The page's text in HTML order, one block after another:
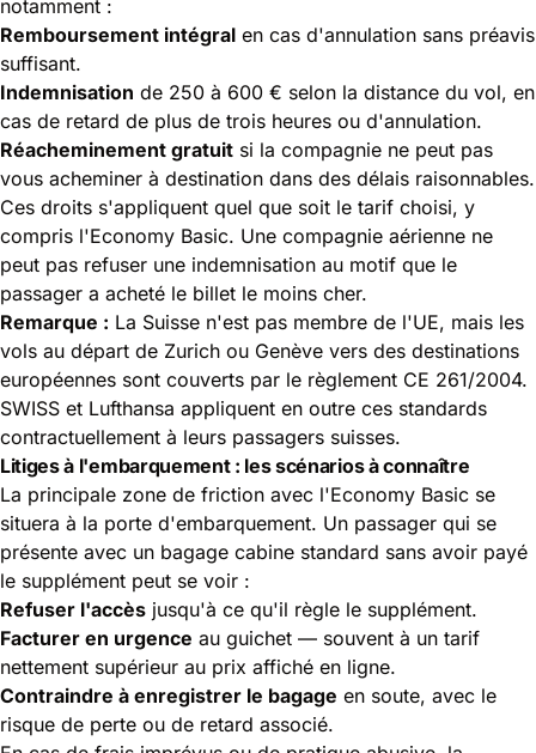
notamment :
Remboursement intégral en cas d'annulation sans préavis
suffisant.
Indemnisation de 250 à 600 € selon la distance du vol, en
cas de retard de plus de trois heures ou d'annulation.
Réacheminement gratuit si la compagnie ne peut pas
vous acheminer à destination dans des délais raisonnables.
Ces droits s'appliquent quel que soit le tarif choisi, y
compris l'Economy Basic. Une compagnie aérienne ne
peut pas refuser une indemnisation au motif que le
passager a acheté le billet le moins cher.
Remarque : La Suisse n'est pas membre de l'UE, mais les
vols au départ de Zurich ou Genève vers des destinations
européennes sont couverts par le règlement CE 261/2004.
SWISS et Lufthansa appliquent en outre ces standards
contractuellement à leurs passagers suisses.
Litiges à l'embarquement : les scénarios à connaître
La principale zone de friction avec l'Economy Basic se
situera à la porte d'embarquement. Un passager qui se
présente avec un bagage cabine standard sans avoir payé
le supplément peut se voir :
Refuser l'accès jusqu'à ce qu'il règle le supplément.
Facturer en urgence au guichet — souvent à un tarif
nettement supérieur au prix affiché en ligne.
Contraindre à enregistrer le bagage en soute, avec le
risque de perte ou de retard associé.